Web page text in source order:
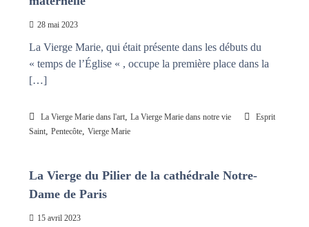
28 mai 2023
La Vierge Marie, qui était présente dans les débuts du
« temps de l’Église « , occupe la première place dans la
[…]
La Vierge Marie dans l'art, La Vierge Marie dans notre vie
Esprit
Saint, Pentecôte, Vierge Marie
La Vierge du Pilier de la cathédrale Notre-
Dame de Paris
15 avril 2023